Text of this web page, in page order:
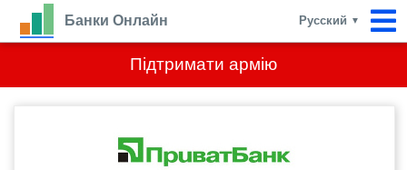
Підтримати армію
Банки Онлайн Русский ▼